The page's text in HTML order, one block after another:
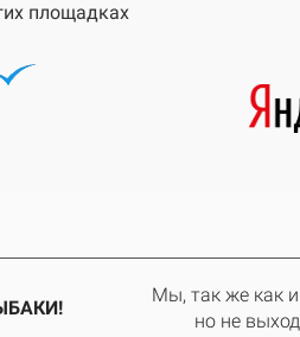
площадках
Мы, так же как
но не